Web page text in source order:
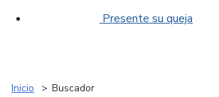
Presente su queja
Inicio Buscador